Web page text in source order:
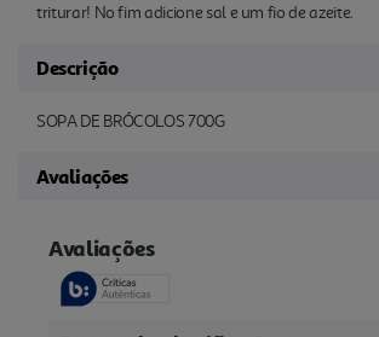
triturar! No fim adicione sal e um fio de azeite.
Descrição
SOPA DE BRÓCOLOS 700G
Avaliações